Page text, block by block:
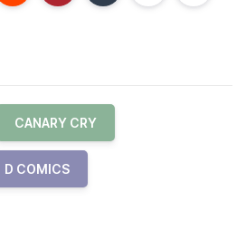
CANARY CRY
D COMICS